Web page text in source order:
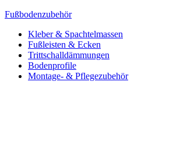
Fußbodenzubehör
Kleber & Spachtelmassen
Fußleisten & Ecken
Trittschalldämmungen
Bodenprofile
Montage- & Pflegezubehör